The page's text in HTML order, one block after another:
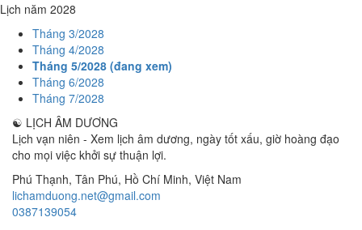
Lịch năm 2028
Tháng 3/2028
Tháng 4/2028
Tháng 5/2028 (đang xem)
Tháng 6/2028
Tháng 7/2028
☯ LỊCH ÂM DƯƠNG
Lịch vạn niên - Xem lịch âm dương, ngày tốt xấu, giờ hoàng đạo
cho mọi việc khởi sự thuận lợi.
Phú Thạnh, Tân Phú, Hồ Chí Minh, Việt Nam
lichamduong.net@gmail.com
0387139054